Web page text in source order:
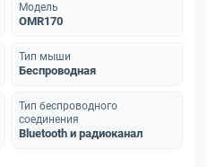
Модель
OMR170
Тип мыши
Беспроводная
Тип беспроводного
соединения
Bluetooth и радиоканал